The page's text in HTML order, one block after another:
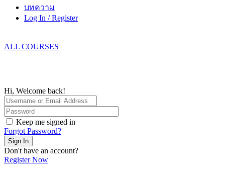
บทความ
Log In / Register
ALL COURSES
Hi, Welcome back!
Keep me signed in
Forgot Password?
Sign In
Don't have an account?
Register Now